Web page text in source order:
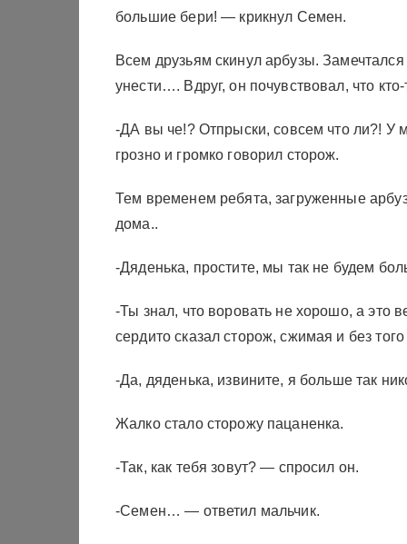
большие бери! — крикнул Семен.
Всем друзьям скинул арбузы.
унести…. Вдруг, он почувствовал, что
-ДА вы че!? Отпрыски, совсем что ли?! У
грозно и громко говорил сторож.
Тем временем ребята, загруженные
дома..
-Дяденька, простите, мы так не будем
-Ты знал, что воровать не хорошо, а это
сердито сказал сторож, сжимая и без
-Да, дяденька, извините, я больше так
Жалко стало сторожу пацаненка.
-Так, как тебя зовут? — спросил он.
-Семен… — ответил мальчик.